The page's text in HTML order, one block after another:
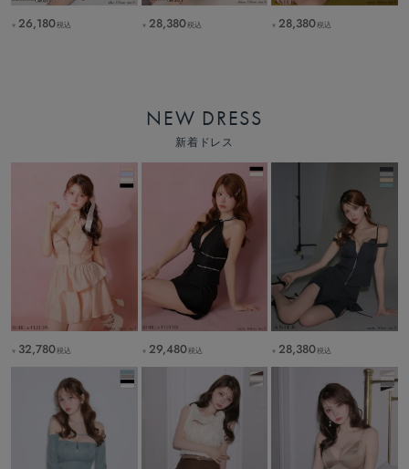
￥ 26,180税込 ￥ 28,380税込 ￥ 28,380税込
NEW DRESS
新着ドレス
￥ 32,780税込 ￥ 29,480税込 ￥ 28,380税込